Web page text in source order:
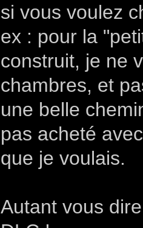
si vous voulez
ex : pour la
construit, je ne
chambres, et
une belle
pas acheté
que je voulais.
Autant vous